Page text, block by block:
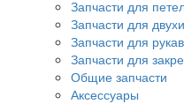
Запчасти для
Запчасти для
Запчасти для
Запчасти для
Общие запчасти
Аксессуары